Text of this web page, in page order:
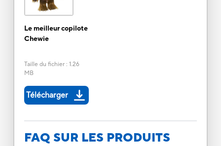
Le meilleur copilote
Chewie
Taille du fichier: 1.26
MB
Télécharger
FAQ SUR LES PRODUITS